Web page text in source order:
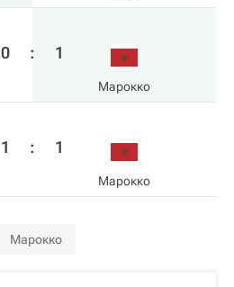
0 : 1
Марокко
1 : 1
Марокко
Марокко